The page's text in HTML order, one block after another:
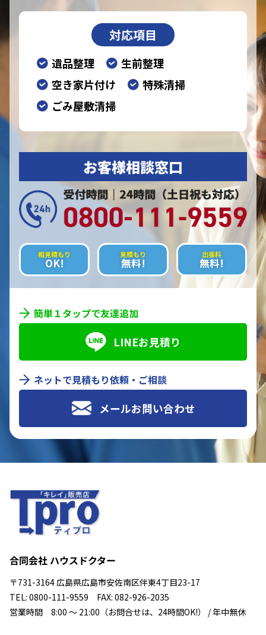
対応項目
遺品整理
生前整理
空き家片付け
特殊清掃
ごみ屋敷清掃
お客様相談窓口
相見積もり
OK!
見積もり
無料!
出張料
無料!
簡単１タップで友達追加
LINEお見積り
ネットで見積もり依頼・ご相談
メールお問い合わせ
合同会社 ハウスドクター
〒731-3164 広島県広島市安佐南区伴東4丁目23-17
TEL: 0800-111-9559 FAX: 082-926-2035
営業時間 8:00 ～ 21:00（お問合せは、24時間OK!） / 年中無休